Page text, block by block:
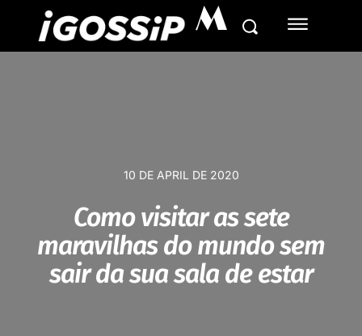
M
10 DE APRIL DE 2020
Como visitar as sete
maravilhas do mundo sem
sair da sua sala de estar